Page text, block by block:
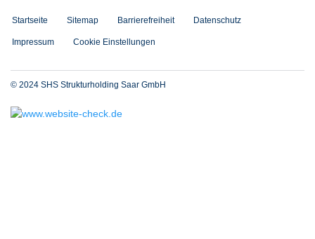
Startseite Sitemap Barrierefreiheit Datenschutz
Impressum Cookie Einstellungen
© 2024 SHS Strukturholding Saar GmbH